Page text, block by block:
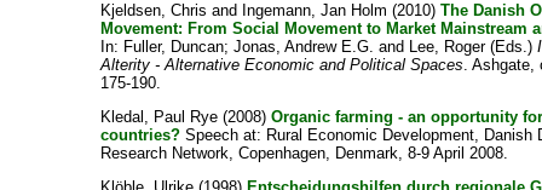
Kjeldsen, Chris and Ingemann, Jan Holm (2010)The Danish
Movement: From Social Movement to Market Mainstream
In: Fuller, Duncan;Jonas, Andrew E.G. and Lee, Roger(Eds.)
Alterity - Alternative Economic and Political Spaces. Ashgate,
175-190.
Kledal, Paul Rye (2008)Organic farming - an opportunity
countries? Speech at: Rural Economic Development, Danish
Research Network, Copenhagen, Denmark, 8-9 April 2008.